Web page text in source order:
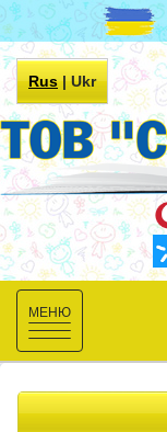
Rus|Ukr
Toggle
navigation